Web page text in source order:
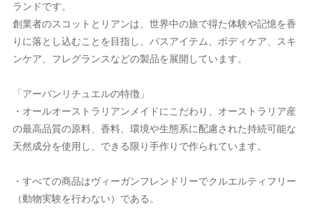
ランドです。
創業者のスコットとリアンは、世界中の旅で得た体験や記憶を香
りに落とし込むことを目指し、バスアイテム、ボディケア、スキ
ンケア、フレグランスなどの製品を展開しています。
「アーバンリチュエルの特徴」
・オールオーストラリアンメイドにこだわり、オーストラリア産
の最高品質の原料、香料、環境や生態系に配慮された持続可能な
天然成分を使用し、できる限り手作りで作られています。
・すべての商品はヴィーガンフレンドリーでクルエルティフリー
（動物実験を行わない）である。